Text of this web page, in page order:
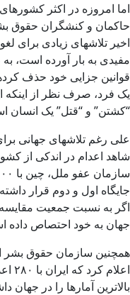
اما امروزه در اکثر
حاکمان و کنشگران حقوق
اخیر تلاش­های زیادی برای
مفیدی به بار آورده است،
قوانین جزایی خود حذف
يک فرد، صرف نظر از
“کشتن” و “قتل” يک انسان
علی رغم تلاش­های جهانی
جایگاه اول و دوم قرار
اگر به نسبت جمعیت
جهان به خود احتصاص داده
همچنین سازمان حقوق بشر